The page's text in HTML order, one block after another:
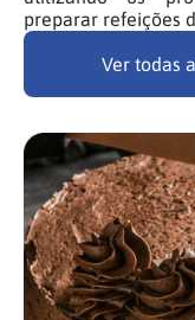
preparar refeições
Ver todas